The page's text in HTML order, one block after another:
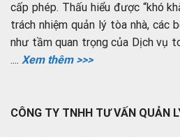
cấp phép. Thấu hiểu được “khó
trách nhiệm quản lý tòa nhà, các
như tầm quan trọng của Dịch vụ
.... Xem thêm >>>
CÔNG TY TNHH TƯ VẤN QUẢN